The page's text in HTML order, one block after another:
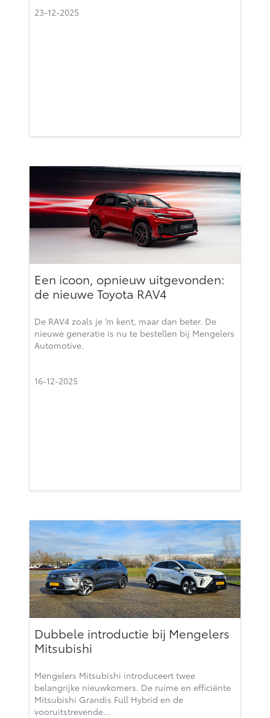
23-12-2025
Een icoon, opnieuw uitgevonden:
de nieuwe Toyota RAV4
De RAV4 zoals je ’m kent, maar dan beter. De
nieuwe generatie is nu te bestellen bij Mengelers
Automotive.
16-12-2025
Dubbele introductie bij Mengelers
Mitsubishi
Mengelers Mitsubishi introduceert twee
belangrijke nieuwkomers. De ruime en efficiënte
Mitsubishi Grandis Full Hybrid en de
vooruitstrevende…